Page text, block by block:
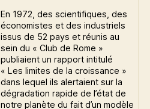
En 1972, des scientifiques, des
économistes et des industriels
issus de 52 pays et réunis au
sein du « Club de Rome »
publiaient un rapport intitulé
« Les limites de la croissance »
dans lequel ils alertaient sur la
dégradation rapide de l’état de
notre planète du fait d’un modèle